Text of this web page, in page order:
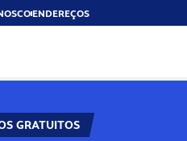
ENDEREÇOS
GRATUITOS